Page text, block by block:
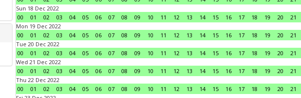
Sun 18 Dec 2022
00
01 02 03 04 05 06 07 08 09 10 11 12 13 14 15 16 17 18 19 20 21
Mon 19 Dec 2022
00
01 02 03 04 05 06 07 08 09 10 11 12 13 14 15 16 17 18 19 20 21
Tue 20 Dec 2022
00
01 02 03 04 05 06 07 08 09 10 11 12 13 14 15 16 17 18 19 20 21
Wed 21 Dec 2022
00
01 02 03 04 05 06 07 08 09 10 11 12 13 14 15 16 17 18 19 20 21
Thu 22 Dec 2022
00
01 02 03 04 05 06 07 08 09 10 11 12 13 14 15 16 17 18 19 20 21